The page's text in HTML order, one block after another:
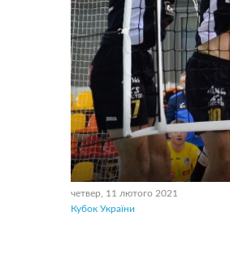
четвер, 11 лютого 2021
Кубок України